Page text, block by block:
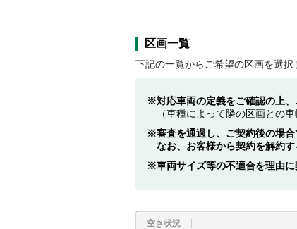
区画一覧
下記の一覧からご希望の区画を選択
対応車両の定義をご確認の上
（車種によって隣の区画との
審査を通過し、ご契約後の場
なお、お客様から契約を解約
車両サイズ等の不適合を理由
空き状況